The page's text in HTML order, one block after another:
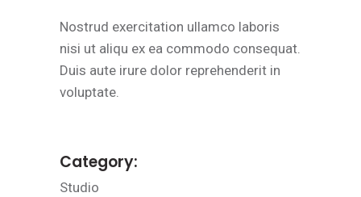
Nostrud exercitation ullamco laboris
nisi ut aliqu ex ea commodo consequat.
Duis aute irure dolor reprehenderit in
voluptate.
Category:
Studio